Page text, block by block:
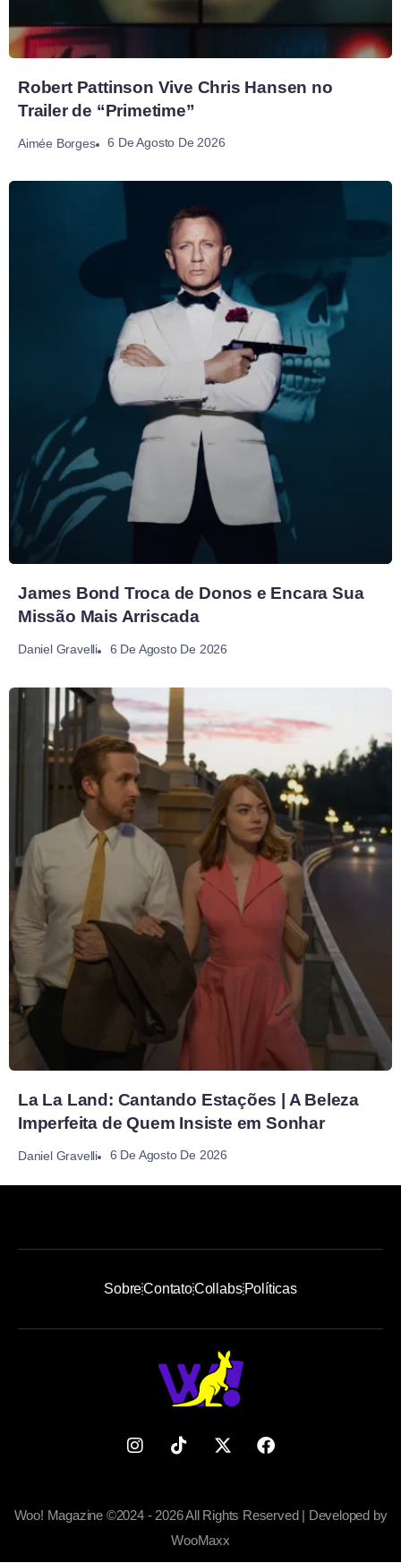
Robert Pattinson Vive Chris Hansen no
Trailer de “Primetime”
Aimée Borges 6 De Agosto De 2026
James Bond Troca de Donos e Encara Sua
Missão Mais Arriscada
Daniel Gravelli 6 De Agosto De 2026
La La Land: Cantando Estações | A Beleza
Imperfeita de Quem Insiste em Sonhar
Daniel Gravelli 6 De Agosto De 2026
SobreContatoCollabsPolíticas
Woo! Magazine ©2024 - 2026 All Rights Reserved | Developed by
WooMaxx